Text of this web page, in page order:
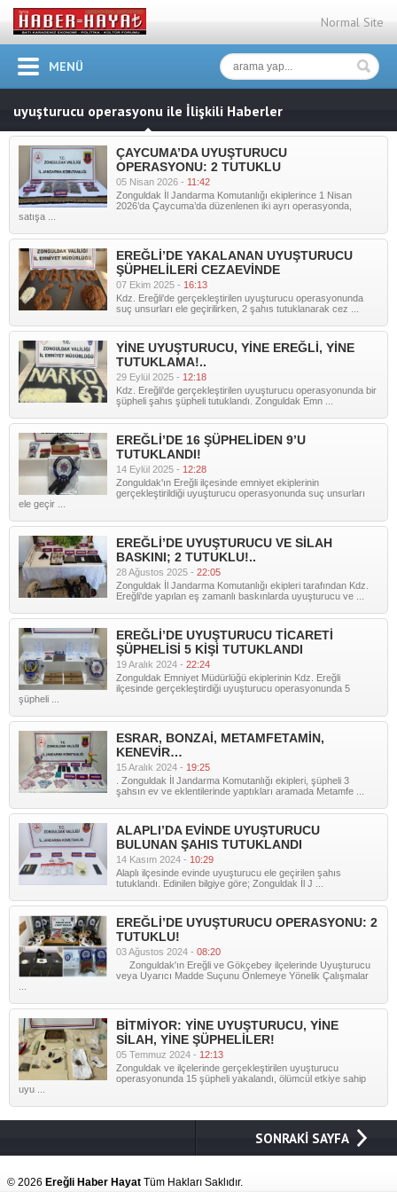
Normal Site
MENÜ
uyuşturucu operasyonu ile İlişkili Haberler
ÇAYCUMA’DA UYUŞTURUCU
OPERASYONU: 2 TUTUKLU
05 Nisan 2026 - 11:42
Zonguldak İl Jandarma Komutanlığı ekiplerince 1 Nisan
2026’da Çaycuma’da düzenlenen iki ayrı operasyonda,
satışa ...
EREĞLİ’DE YAKALANAN UYUŞTURUCU
ŞÜPHELİLERİ CEZAEVİNDE
07 Ekim 2025 - 16:13
Kdz. Ereğli'de gerçekleştirilen uyuşturucu operasyonunda
suç unsurları ele geçirilirken, 2 şahıs tutuklanarak cez ...
YİNE UYUŞTURUCU, YİNE EREĞLİ, YİNE
TUTUKLAMA!..
29 Eylül 2025 - 12:18
Kdz. Ereğli'de gerçekleştirilen uyuşturucu operasyonunda bir
şüpheli şahıs şüpheli tutuklandı. Zonguldak Emn ...
EREĞLİ’DE 16 ŞÜPHELİDEN 9’U
TUTUKLANDI!
14 Eylül 2025 - 12:28
Zonguldak'ın Ereğli ilçesinde emniyet ekiplerinin
gerçekleştirildiği uyuşturucu operasyonunda suç unsurları
ele geçir ...
EREĞLİ’DE UYUŞTURUCU VE SİLAH
BASKINI; 2 TUTUKLU!..
28 Ağustos 2025 - 22:05
Zonguldak İl Jandarma Komutanlığı ekipleri tarafından Kdz.
Ereğli'de yapılan eş zamanlı baskınlarda uyuşturucu ve ...
EREĞLİ’DE UYUŞTURUCU TİCARETİ
ŞÜPHELİSİ 5 KİŞİ TUTUKLANDI
19 Aralık 2024 - 22:24
Zonguldak Emniyet Müdürlüğü ekiplerinin Kdz. Ereğli
ilçesinde gerçekleştirdiği uyuşturucu operasyonunda 5
şüpheli ...
ESRAR, BONZAİ, METAMFETAMİN,
KENEVİR…
15 Aralık 2024 - 19:25
. Zonguldak İl Jandarma Komutanlığı ekipleri, şüpheli 3
şahsın ev ve eklentilerinde yaptıkları aramada Metamfe ...
ALAPLI’DA EVİNDE UYUŞTURUCU
BULUNAN ŞAHIS TUTUKLANDI
14 Kasım 2024 - 10:29
Alaplı ilçesinde evinde uyuşturucu ele geçirilen şahıs
tutuklandı. Edinilen bilgiye göre; Zonguldak İl J ...
EREĞLİ’DE UYUŞTURUCU OPERASYONU: 2
TUTUKLU!
03 Ağustos 2024 - 08:20
Zonguldak'ın Ereğli ve Gökçebey ilçelerinde Uyuşturucu
veya Uyarıcı Madde Suçunu Önlemeye Yönelik Çalışmalar
BİTMİYOR: YİNE UYUŞTURUCU, YİNE
SİLAH, YİNE ŞÜPHELİLER!
05 Temmuz 2024 - 12:13
Zonguldak ve ilçelerinde gerçekleştirilen uyuşturucu
operasyonunda 15 şüpheli yakalandı, ölümcül etkiye sahip
uyu ...
SONRAKİ SAYFA
© 2026 Ereğli Haber Hayat Tüm Hakları Saklıdır.